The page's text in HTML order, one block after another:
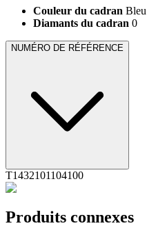
Couleur du cadran Bleu
Diamants du cadran 0
NUMÉRO DE RÉFÉRENCE
T1432101104100
Produits connexes